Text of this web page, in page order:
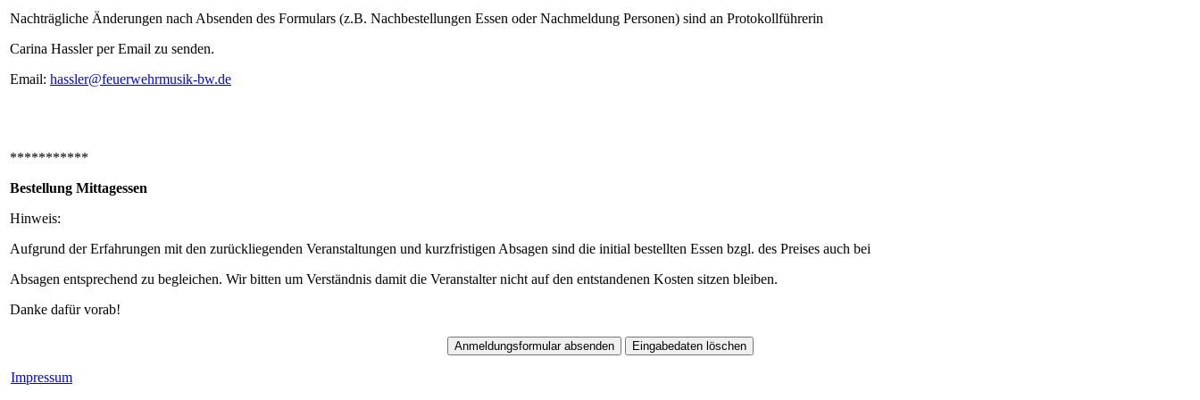
Nachträgliche Änderungen nach Absenden des Formulars (z.B. Nachbestellungen Essen oder Nachmeldung Personen) sind an Protokollführerin
Carina Hassler per Email zu senden.
Email: hassler@feuerwehrmusik-bw.de
***********
Bestellung Mittagessen
Hinweis:
Aufgrund der Erfahrungen mit den zurückliegenden Veranstaltungen und kurzfristigen Absagen sind die initial bestellten Essen bzgl. des Preises auch bei
Absagen entsprechend zu begleichen. Wir bitten um Verständnis damit die Veranstalter nicht auf den entstandenen Kosten sitzen bleiben.
Danke dafür vorab!
Impressum